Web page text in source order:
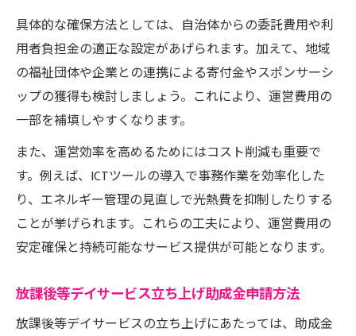
具体的な確保方法としては、自治体からの委託費用や利
用者負担金の適正な設定があげられます。加えて、地域
の福祉団体や企業との連携による寄付金やスポンサーシ
ップの獲得も検討しましょう。これにより、運営費用の
一部を補填しやすくなります。
また、運営効率を高めるためにはコスト削減も重要で
す。例えば、ICTツールの導入で事務作業を効率化した
り、エネルギー管理の見直しで光熱費を抑制したりする
ことが挙げられます。これらの工夫により、運営費用の
安定確保と持続可能なサービス提供が可能となります。
放課後等デイサービス立ち上げ助成金申請方法
放課後等デイサービスの立ち上げにあたっては、助成金